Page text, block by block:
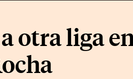
otra liga